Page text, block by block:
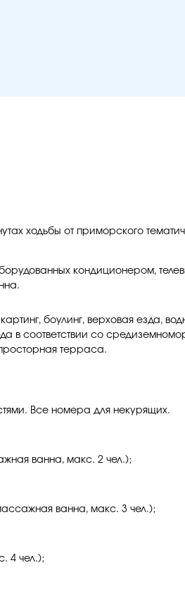
ходьбы от приморского
кондиционером,
боулинг, верховая езда,
в соответствии со
терраса.
Все номера для некурящих.
ванна, макс. 2 чел.);
ванна, макс. 3 чел.);
4 чел.);